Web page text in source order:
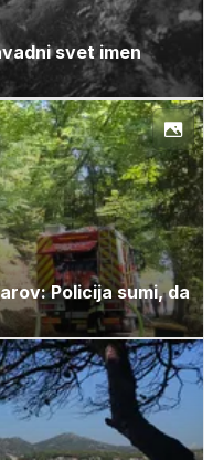
svet imen
Policija sumi, da